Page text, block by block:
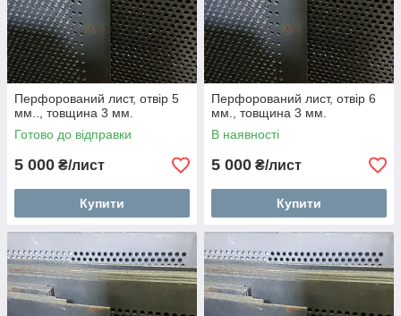
Перфорований лист, отвір 5
мм.., товщина 3 мм.
Готово до відправки
5 000 ₴/лист
Купити
Перфорований лист, отвір 6
мм., товщина 3 мм.
В наявності
5 000 ₴/лист
Купити